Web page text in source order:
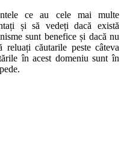
ce au cele mai multe
și să vedeți dacă există
sunt benefice și dacă nu
căutarile peste câteva
în acest domeniu sunt în